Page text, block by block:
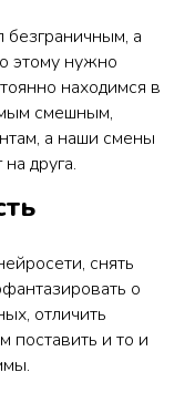
а
этому нужно
находимся в
смешным,
а наши смены
друга.
снять
о
отличить
поставить и то и